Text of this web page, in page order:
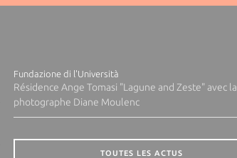
Fundazione di l'Università
Résidence Ange Tomasi "Lagune and Zeste" avec la
photographe Diane Moulenc
TOUTES LES ACTUS